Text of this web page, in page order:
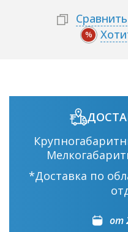
Сравнить
%
*Доставка по
от